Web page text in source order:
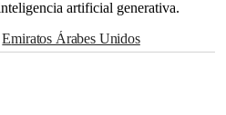
artificial generativa.
Emiratos Árabes Unidos